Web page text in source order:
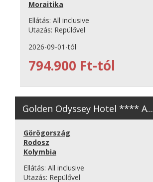
Moraitika
Ellátás: All inclusive
Utazás: Repülővel
2026-09-01-tól
794.900 Ft-tól
Golden Odyssey Hotel **** A...
Görögország
Rodosz
Kolymbia
Ellátás: All inclusive
Utazás: Repülővel